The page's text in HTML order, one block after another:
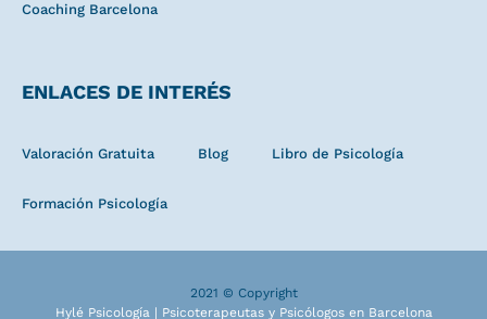
Coaching Barcelona
ENLACES DE INTERÉS
Valoración Gratuita Blog Libro de Psicología
Formación Psicología
2021 © Copyright
Hylé Psicología | Psicoterapeutas y Psicólogos en Barcelona